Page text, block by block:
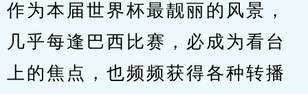
作为本届世界杯最靓丽的风景，
几乎每逢巴西比赛，必成为看台
上的焦点，也频频获得各种转播